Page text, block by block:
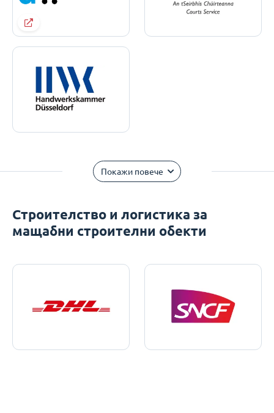
Покажи повече
Строителство и логистика за
мащабни строителни обекти